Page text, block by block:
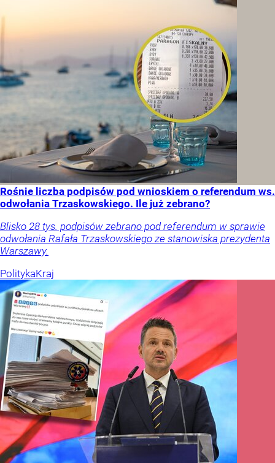
Rośnie liczba podpisów pod wnioskiem o referendum ws.
odwołania Trzaskowskiego. Ile już zebrano?
Blisko 28 tys. podpisów zebrano pod referendum w sprawie
odwołania Rafała Trzaskowskiego ze stanowiska prezydenta
Warszawy.
PolitykaKraj